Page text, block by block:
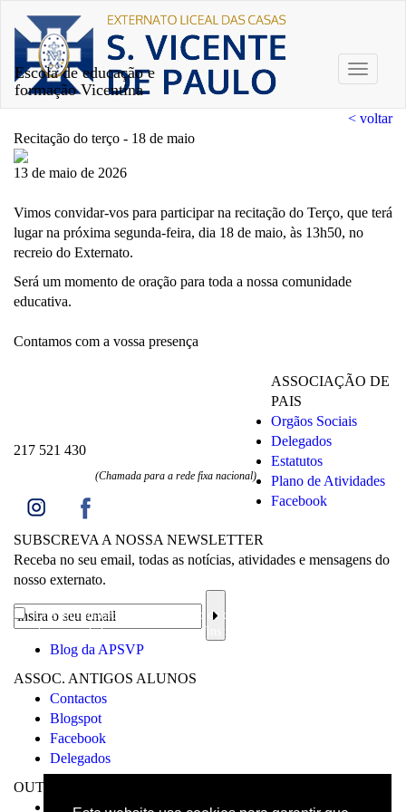
Toggle
Escola de educação e
formação Vicentina
< voltar
Recitação do terço - 18 de maio
13 de maio de 2026
Vimos convidar-vos para participar na recitação do Terço, que terá
lugar na próxima segunda-feira, dia 18 de maio, às 13h50, no
recreio do Externato.
Será um momento de oração para toda a nossa comunidade
educativa.
Contamos com a vossa presença
217 521 430
(Chamada para a rede fixa nacional)
SUBSCREVA A NOSSA NEWSLETTER
Receba no seu email, todas as notícias, atividades e mensagens do
nosso externato.
Li a informação sobre a proteção de dados
uso dos meus dados pessoais para os fins mencionados.
ASSOCIAÇÃO DE
PAIS
Orgãos Sociais
Delegados
Estatutos
Plano de Atividades
Facebook
Blog da APSVP
ASSOC. ANTIGOS ALUNOS
Contactos
Blogspot
Facebook
Delegados
OUTROS
Visita Virtual